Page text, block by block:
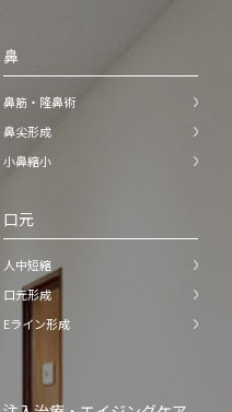
鼻
鼻筋・隆鼻術
鼻尖形成
小鼻縮小
口元
人中短縮
口元形成
Eライン形成